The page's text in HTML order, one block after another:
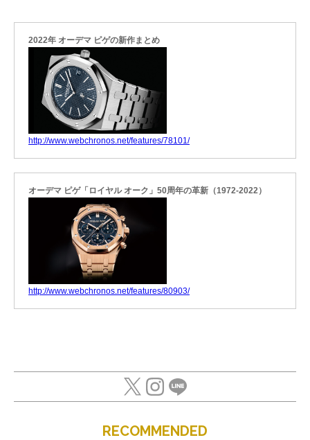
2022年 オーデマ ピゲの新作まとめ
http://www.webchronos.net/features/78101/
オーデマ ピゲ「ロイヤル オーク」50周年の革新（1972-2022）
http://www.webchronos.net/features/80903/
RECOMMENDED